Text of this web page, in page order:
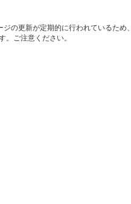
ジの更新が定期的に行われているた
。ご注意ください。